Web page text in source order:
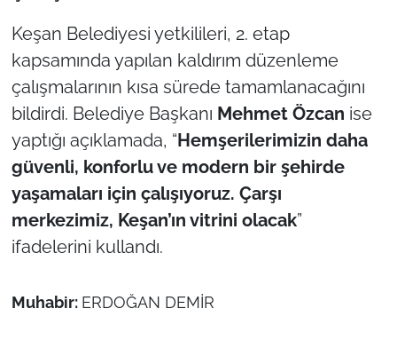
Keşan Belediyesi yetkilileri, 2. etap
kapsamında yapılan kaldırım düzenleme
çalışmalarının kısa sürede tamamlanacağını
bildirdi. Belediye Başkanı Mehmet Özcan ise
yaptığı açıklamada, “Hemşerilerimizin daha
güvenli, konforlu ve modern bir şehirde
yaşamaları için çalışıyoruz. Çarşı
merkezimiz, Keşan’ın vitrini olacak”
ifadelerini kullandı.
Muhabir: ERDOĞAN DEMİR
English News
Finans
Genel-A
Gündem-Eğitim